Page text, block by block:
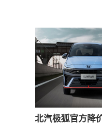
北汽极狐官方降